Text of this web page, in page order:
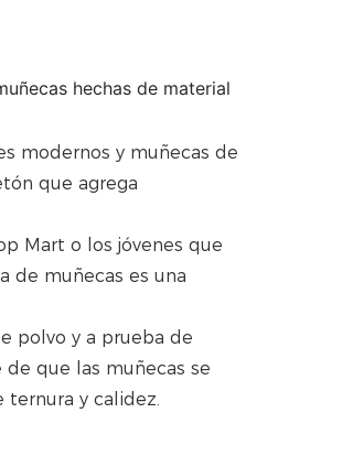
hechas de material
modernos y muñecas de
que agrega
Mart o los jóvenes que
de muñecas es una
polvo y a prueba de
que las muñecas se
ternura y calidez.